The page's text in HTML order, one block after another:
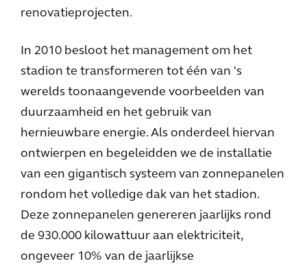
renovatieprojecten.
In 2010 besloot het management om het
stadion te transformeren tot één van 's
werelds toonaangevende voorbeelden van
duurzaamheid en het gebruik van
hernieuwbare energie. Als onderdeel hiervan
ontwierpen en begeleidden we de installatie
van een gigantisch systeem van zonnepanelen
rondom het volledige dak van het stadion.
Deze zonnepanelen genereren jaarlijks rond
de 930.000 kilowattuur aan elektriciteit,
ongeveer 10% van de jaarlijkse